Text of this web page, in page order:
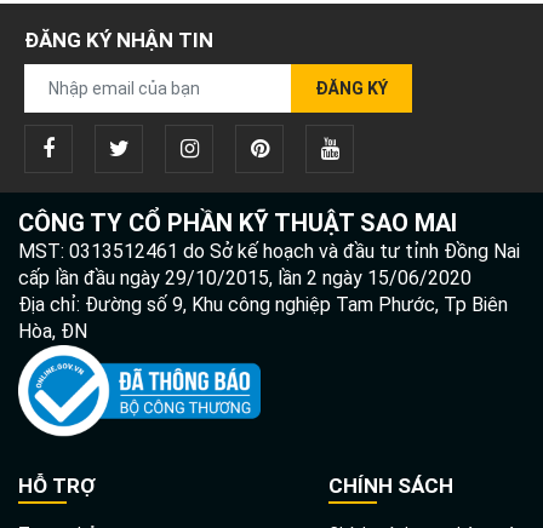
ĐĂNG KÝ NHẬN TIN
ĐĂNG KÝ
CÔNG TY CỔ PHẦN KỸ THUẬT SAO MAI
MST: 0313512461 do Sở kế hoạch và đầu tư tỉnh Đồng Nai
cấp lần đầu ngày 29/10/2015, lần 2 ngày 15/06/2020
Địa chỉ: Đường số 9, Khu công nghiệp Tam Phước, Tp Biên
Hòa, ĐN
HỖ TRỢ CHÍNH SÁCH